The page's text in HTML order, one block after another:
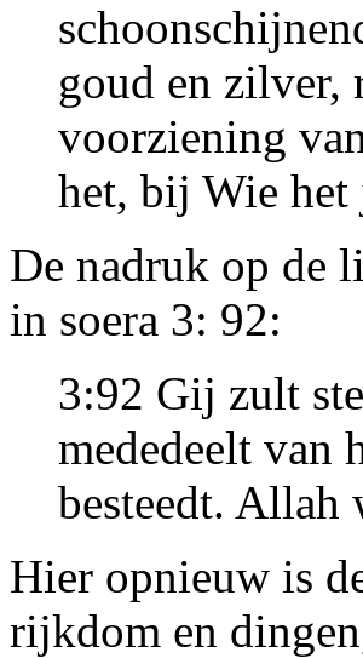
goud en zilver,
voorziening
het, bij Wie
De nadruk op de
in soera 3: 92:
3:92 Gij zult
mededeelt van
besteedt. Allah
Hier opnieuw is
rijkdom en